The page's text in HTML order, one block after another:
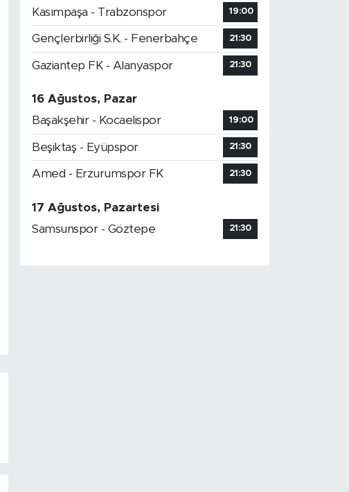
Kasımpaşa - Trabzonspor 19:00
Gençlerbirliği S.K. - Fenerbahçe 21:30
Gaziantep FK - Alanyaspor 21:30
16 Ağustos, Pazar
Başakşehir - Kocaelispor
19:00
Beşiktaş - Eyüpspor 21:30
Amed - Erzurumspor FK 21:30
17 Ağustos, Pazartesi
Samsunspor - Göztepe
21:30